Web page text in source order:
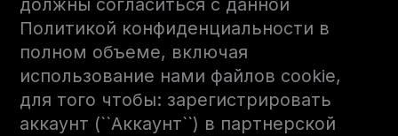
должны согласиться с данной
Политикой конфиденциальности в
полном объеме, включая
использование нами файлов cookie,
для того чтобы: зарегистрировать
аккаунт (``Аккаунт``) в партнерской